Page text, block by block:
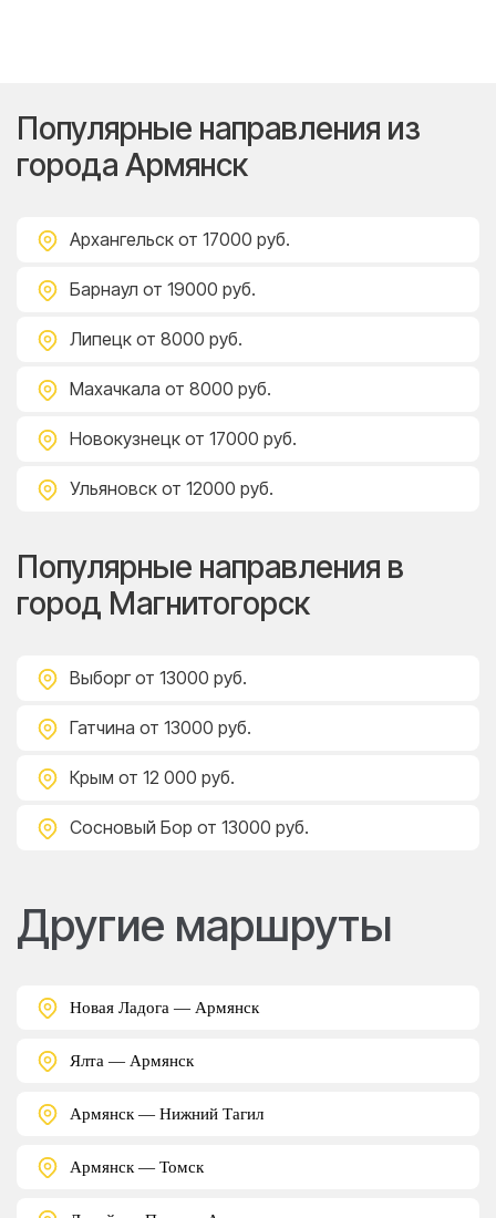
Популярные направления из
города Армянск
Архангельск от 17000 руб.
Барнаул от 19000 руб.
Липецк от 8000 руб.
Махачкала от 8000 руб.
Новокузнецк от 17000 руб.
Ульяновск от 12000 руб.
Популярные направления в
город Магнитогорск
Выборг от 13000 руб.
Гатчина от 13000 руб.
Крым от 12 000 руб.
Сосновый Бор от 13000 руб.
Другие маршруты
Новая Ладога — Армянск
Ялта — Армянск
Армянск — Нижний Тагил
Армянск — Томск